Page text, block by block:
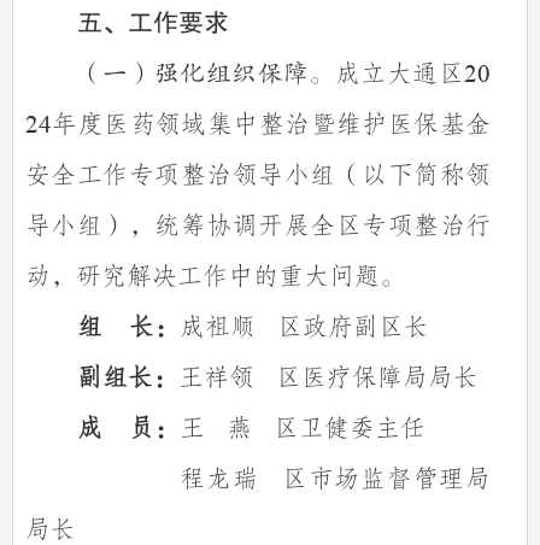
五、工作要求
（一）强化组织保障。 成立大通区20
24年度医药领域集中整治暨维护医保基金
安全工作专项整治领导小组（以下简称领
导小组），统筹协调开展全区专项整治行
动，研究解决工作中的重大问题。
组 长： 成祖顺
区政府副区长
副组长：
王祥领
区医疗保障局局长
成
员： 王 燕
区卫健委主任
程龙瑞
区市场监督管理局
局长